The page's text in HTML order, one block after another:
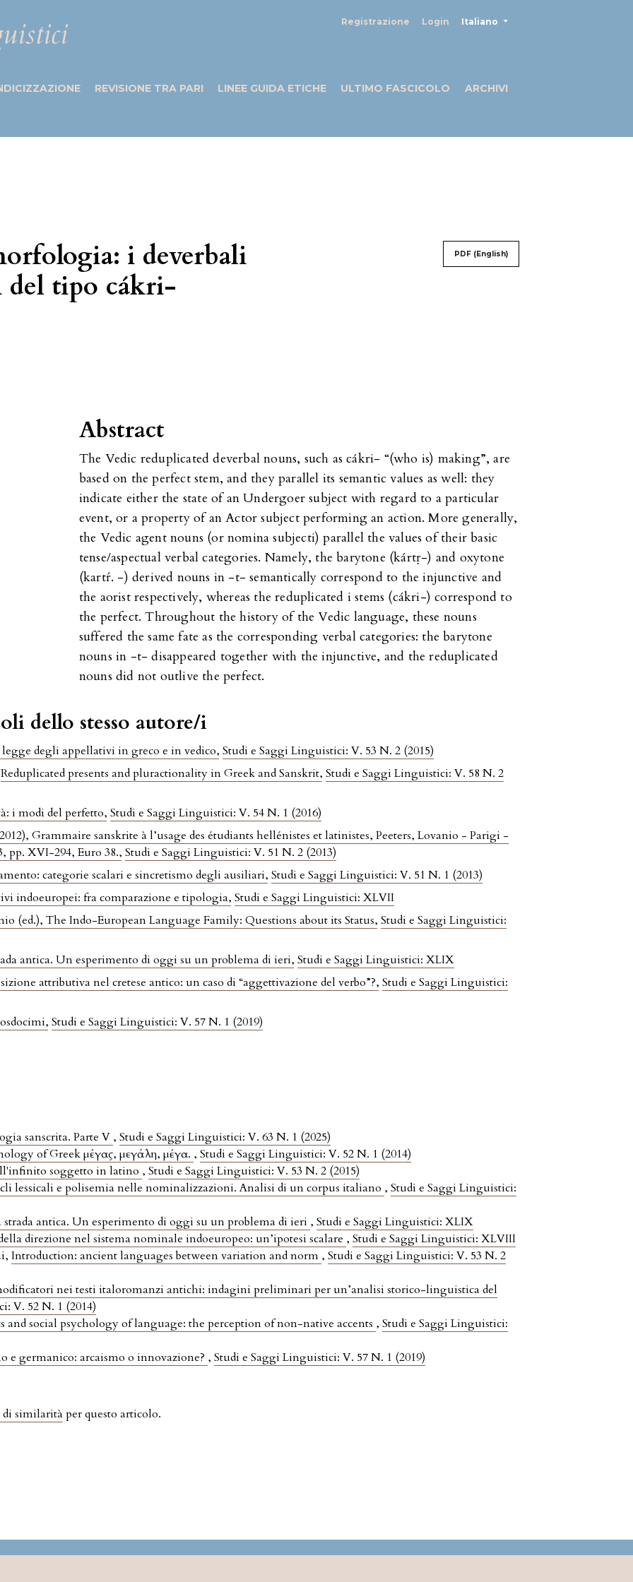
Registrazione Login Italiano
REVISIONE TRA PARI LINEE GUIDA ETICHE ULTIMO FASCICOLO ARCHIVI
i deverbali
del tipo cákri-
PDF (English)
Abstract
The Vedic reduplicated deverbal nouns, such as cákri- “(who is) making”, are
based on the perfect stem, and they parallel its semantic values as well: they
indicate either the state of an Undergoer subject with regard to a particular
event, or a property of an Actor subject performing an action. More generally,
the Vedic agent nouns (or nomina subjecti) parallel the values of their basic
tense/aspectual verbal categories. Namely, the barytone (kártṛ-) and oxytone
(kartŕ. -) derived nouns in -t- semantically correspond to the injunctive and
the aorist respectively, whereas the reduplicated i stems (cákri-) correspond to
the perfect. Throughout the history of the Vedic language, these nouns
suffered the same fate as the corresponding verbal categories: the barytone
nouns in -t- disappeared together with the injunctive, and the reduplicated
nouns did not outlive the perfect.
dello stesso autore/i
degli appellativi in greco e in vedico,Studi e Saggi Linguistici: V. 53 N. 2 (2015)
Reduplicated presents and pluractionality in Greek and Sanskrit,Studi e Saggi Linguistici: V. 58 N. 2
i modi del perfetto,Studi e Saggi Linguistici: V. 54 N. 1 (2016)
Grammaire sanskrite à l’usage des étudiants hellénistes et latinistes, Peeters, Lovanio - Parigi -
pp. XVI-294, Euro 38.,Studi e Saggi Linguistici: V. 51 N. 2 (2013)
categorie scalari e sincretismo degli ausiliari,Studi e Saggi Linguistici: V. 51 N. 1 (2013)
indoeuropei: fra comparazione e tipologia,Studi e Saggi Linguistici: XLVII
(ed.), The Indo-European Language Family: Questions about its Status,Studi e Saggi Linguistici:
antica. Un esperimento di oggi su un problema di ieri,Studi e Saggi Linguistici: XLIX
attributiva nel cretese antico: un caso di “aggettivazione del verbo”?,Studi e Saggi Linguistici:
,Studi e Saggi Linguistici: V. 57 N. 1 (2019)
sanscrita. Parte V ,Studi e Saggi Linguistici: V. 63 N. 1 (2025)
of Greek μέγας, μεγάλη, μέγα. ,Studi e Saggi Linguistici: V. 52 N. 1 (2014)
soggetto in latino ,Studi e Saggi Linguistici: V. 53 N. 2 (2015)
lessicali e polisemia nelle nominalizzazioni. Analisi di un corpus italiano ,Studi e Saggi Linguistici:
strada antica. Un esperimento di oggi su un problema di ieri ,Studi e Saggi Linguistici: XLIX
direzione nel sistema nominale indoeuropeo: un’ipotesi scalare ,Studi e Saggi Linguistici: XLVIII
Introduction: ancient languages between variation and norm ,Studi e Saggi Linguistici: V. 53 N. 2
nei testi italoromanzi antichi: indagini preliminari per un’analisi storico-linguistica del
V. 52 N. 1 (2014)
and social psychology of language: the perception of non-native accents ,Studi e Saggi Linguistici:
e germanico: arcaismo o innovazione? ,Studi e Saggi Linguistici: V. 57 N. 1 (2019)
di similarità per questo articolo.